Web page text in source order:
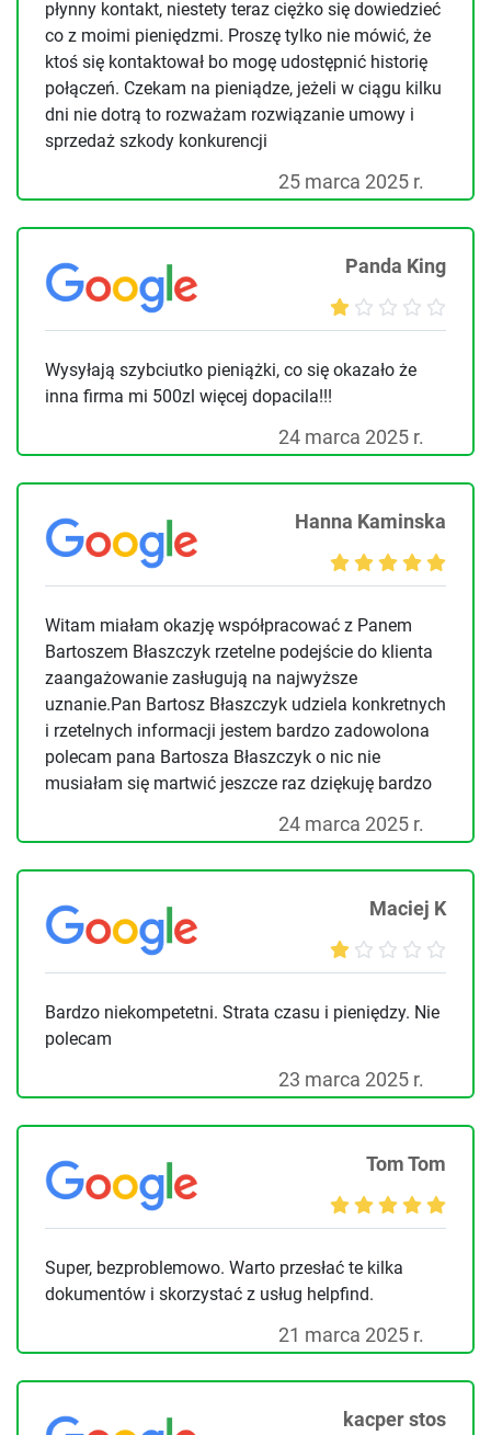
płynny kontakt, niestety teraz ciężko się dowiedzieć
co z moimi pieniędzmi. Proszę tylko nie mówić, że
ktoś się kontaktował bo mogę udostępnić historię
połączeń. Czekam na pieniądze, jeżeli w ciągu kilku
dni nie dotrą to rozważam rozwiązanie umowy i
sprzedaż szkody konkurencji
25 marca 2025 r.
Panda King
Wysyłają szybciutko pieniążki, co się okazało że
inna firma mi 500zl więcej dopacila!!!
24 marca 2025 r.
Hanna Kaminska
Witam miałam okazję współpracować z Panem
Bartoszem Błaszczyk rzetelne podejście do klienta
zaangażowanie zasługują na najwyższe
uznanie.Pan Bartosz Błaszczyk udziela konkretnych
i rzetelnych informacji jestem bardzo zadowolona
polecam pana Bartosza Błaszczyk o nic nie
musiałam się martwić jeszcze raz dziękuję bardzo
24 marca 2025 r.
Maciej K
Bardzo niekompetetni. Strata czasu i pieniędzy. Nie
polecam
23 marca 2025 r.
Tom Tom
Super, bezproblemowo. Warto przesłać te kilka
dokumentów i skorzystać z usług helpfind.
21 marca 2025 r.
kacper stos